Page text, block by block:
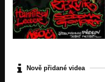
Nově přidané videa